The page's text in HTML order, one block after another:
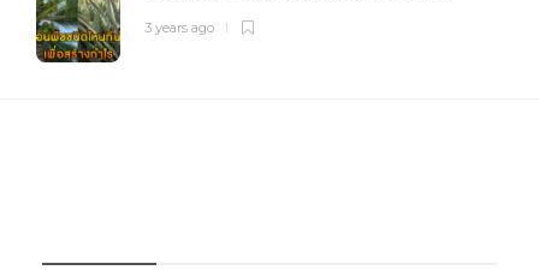
3 years ago